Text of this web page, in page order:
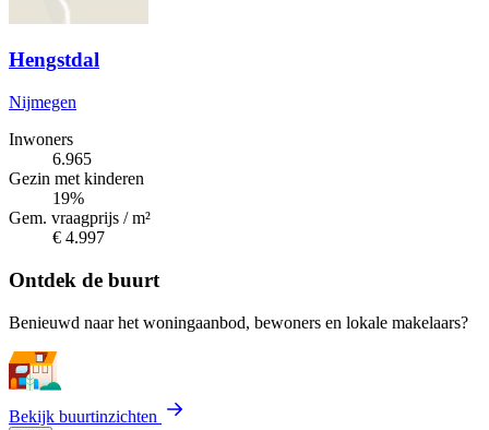
Hengstdal
Nijmegen
Inwoners
6.965
Gezin met kinderen
19%
Gem. vraagprijs / m²
€ 4.997
Ontdek de buurt
Benieuwd naar het woningaanbod, bewoners en lokale makelaars?
Bekijk buurtinzichten